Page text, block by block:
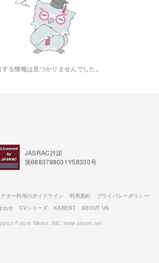
る情報は見つかりませんでした。
JASRAC許諾
第6883788031Y58330号
ター利用のガイドライン 利用規約
プライバシーポリシー
わせ
CVシリーズ KARENT ABOUT US
Future Media, INC. www.piapro.net